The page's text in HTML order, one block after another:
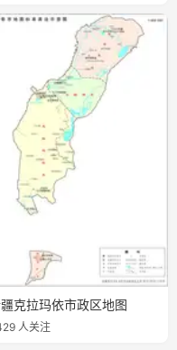
克拉玛依市政区地图
人关注